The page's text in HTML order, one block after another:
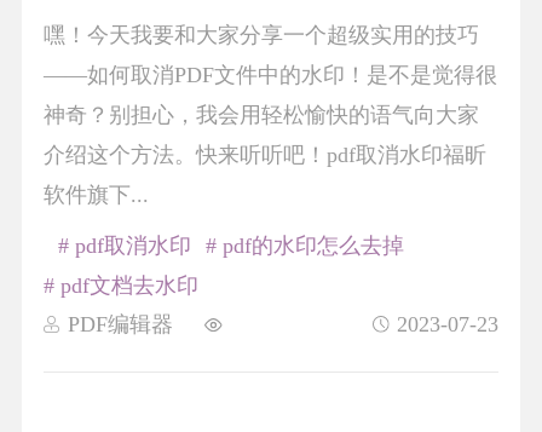
嘿！今天我要和大家分享一个超级实用的技巧
——如何取消PDF文件中的水印！是不是觉得很
神奇？别担心，我会用轻松愉快的语气向大家
介绍这个方法。快来听听吧！pdf取消水印福昕
软件旗下...
PDF编辑器 2023-07-23
# pdf取消水印
# pdf的水印怎么去掉
# pdf文档去水印